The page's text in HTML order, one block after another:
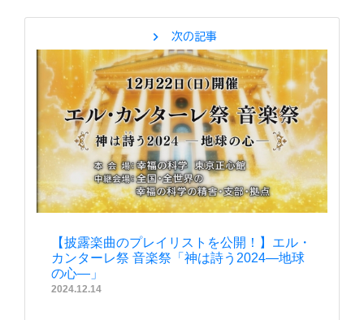
chevron_right 次の記事
【披露楽曲のプレイリストを公開！】エル・
カンターレ祭 音楽祭「神は詩う2024―地球
の心―」
2024.12.14